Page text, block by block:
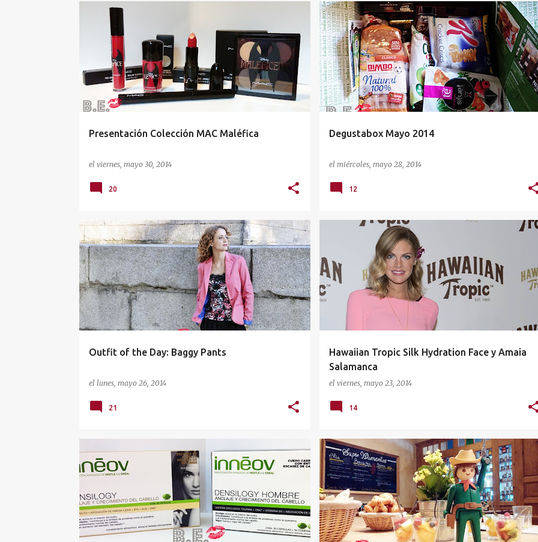
r
a
d
Presentación Colección MAC Maléfica
el viernes, mayo 30, 2014
MAQUILLAJE
20
Degustabox Mayo 2014
el miércoles, mayo 28, 2014
CAJAS MENSUALES DEGUSTABOX
12
Outfit of the Day: Baggy Pants
el lunes, mayo 26, 2014
BERSHKA OUTFIT OF THE DAY PRIMARK
21
Hawaiian Tropic Silk Hydration Face y Amaia
Salamanca
el viernes, mayo 23, 2014
HAWAIIAN TROPIC PROTECCION SOLAR
14
CABELLO NUTRICOSMÉTICA COMPLEMENTOS JOYERIA LAF